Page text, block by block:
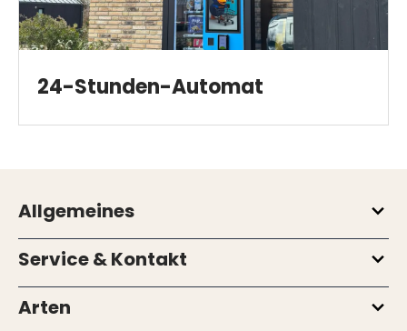
24-Stunden-Automat
Allgemeines
Service & Kontakt
Arten